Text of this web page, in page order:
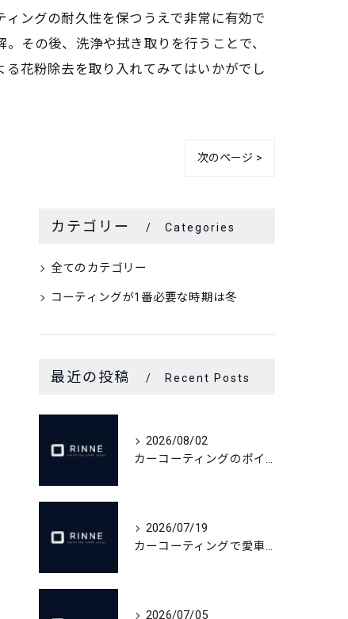
ングの耐久性を保つうえで非常に有効で
その後、洗浄や拭き取りを行うことで、
花粉除去を取り入れてみてはいかがでし
次のページ >
カテゴリー Categories
全てのカテゴリー
コーティングが1番必要な時期は冬
最近の投稿 Recent Posts
2026/08/02
カーコーティングのポイント作業依頼術
2026/07/19
カーコーティングで愛車の輝きを長持ちさせるメンテ術
2026/07/05